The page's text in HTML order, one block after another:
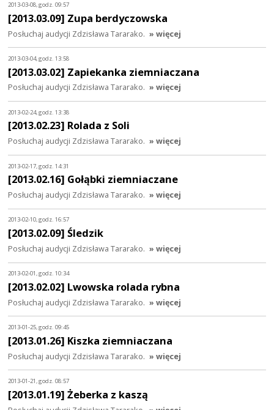
2013-03-08, godz. 09:57
[2013.03.09] Zupa berdyczowska
Posłuchaj audycji Zdzisława Tararako. » więcej
2013-03-04, godz. 13:58
[2013.03.02] Zapiekanka ziemniaczana
Posłuchaj audycji Zdzisława Tararako. » więcej
2013-02-24, godz. 13:38
[2013.02.23] Rolada z Soli
Posłuchaj audycji Zdzisława Tararako. » więcej
2013-02-17, godz. 14:31
[2013.02.16] Gołąbki ziemniaczane
Posłuchaj audycji Zdzisława Tararako. » więcej
2013-02-10, godz. 16:57
[2013.02.09] Śledzik
Posłuchaj audycji Zdzisława Tararako. » więcej
2013-02-01, godz. 10:34
[2013.02.02] Lwowska rolada rybna
Posłuchaj audycji Zdzisława Tararako. » więcej
2013-01-25, godz. 09:45
[2013.01.26] Kiszka ziemniaczana
Posłuchaj audycji Zdzisława Tararako. » więcej
2013-01-21, godz. 08:57
[2013.01.19] Żeberka z kaszą